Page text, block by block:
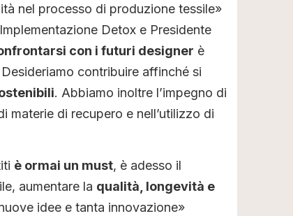
nel processo di produzione tessile»
Detox e Presidente
con i futuri designer è
contribuire affinché si
. Abbiamo inoltre l’impegno di
materie di recupero e nell’utilizzo di
è ormai un must, è adesso il
aumentare la qualità, longevità e
idee e tanta innovazione»